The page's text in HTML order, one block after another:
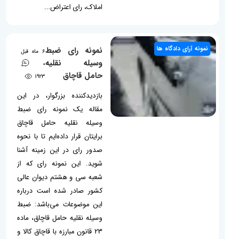
املاک، رای اعتراض...
نمونه آرای دادگاه ها
نمونه رای ضبط
وسیله نقلیه
حامل قاچاق
6 ماه قبل
0
1923
بازدیدکننده بزرگوار، در این
مقاله یک نمونه رای ضبط
وسیله نقلیه حامل قاچاق
برایتان قرار داده‌ایم تا با نحوه
صدور رای در این زمینه آشنا
شوید. این نمونه رای که از
شعبه سی و هشتم دیوان عالی
کشور صادر شده است درباره
این موضوعات می‌باشد: ضبط
وسیله نقلیه حامل قاچاق، ماده
23 قانون مبارزه با قاچاق کالا و